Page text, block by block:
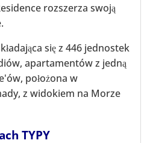
rozszerza swoją
się z 446 jednostek
apartamentów z jedną
położona w
z widokiem na Morze
TYPY